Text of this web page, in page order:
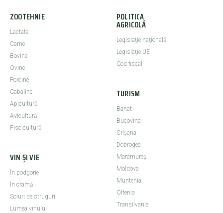
ZOOTEHNIE
Lactate
Carne
Bovine
Ovine
Porcine
Cabaline
Apicultură
Avicultură
Piscicultură
VIN ȘI VIE
În podgorie
În cramă
Soiuri de struguri
Lumea vinului
POLITICA
AGRICOLĂ
Legislaţie naţională
Legislaţie UE
Cod fiscal
TURISM
Banat
Bucovina
Crişana
Dobrogea
Maramureş
Moldova
Muntenia
Oltenia
Transilvania